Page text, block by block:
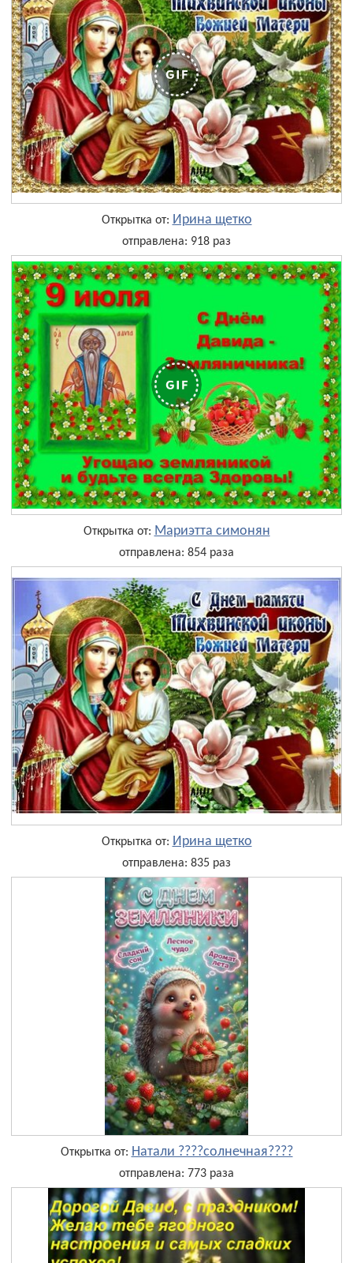
Открытка от: Ирина щетко
отправлена: 918 раз
Открытка от: Мариэтта симонян
отправлена: 854 раза
Открытка от: Ирина щетко
отправлена: 835 раз
Открытка от: Натали ????солнечная????
отправлена: 773 раза